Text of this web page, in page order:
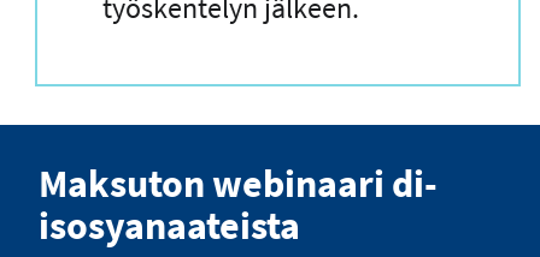
työskentelyn jälkeen.
Maksuton webinaari di-
isosyanaateista